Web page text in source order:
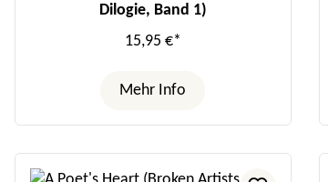
Dilogie, Band 1)
15,95 €*
Mehr Info